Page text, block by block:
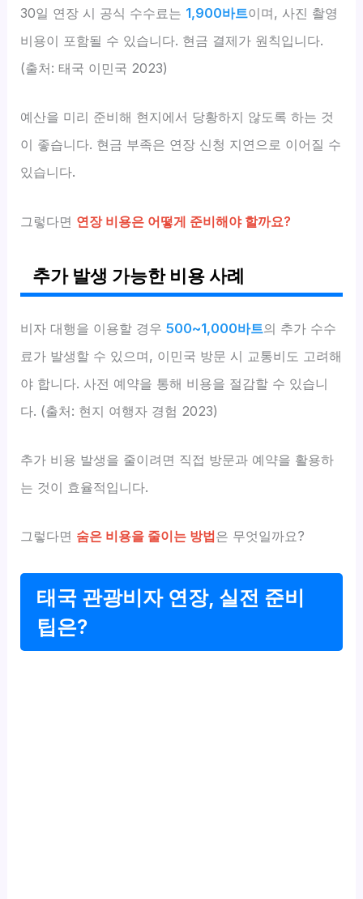
30일 연장 시 공식 수수료는 1,900바트이며, 사진 촬영
비용이 포함될 수 있습니다. 현금 결제가 원칙입니다.
(출처: 태국 이민국 2023)
예산을 미리 준비해 현지에서 당황하지 않도록 하는 것
이 좋습니다. 현금 부족은 연장 신청 지연으로 이어질 수
있습니다.
그렇다면 연장 비용은 어떻게 준비해야 할까요?
추가 발생 가능한 비용 사례
비자 대행을 이용할 경우500~1,000바트의 추가 수수
료가 발생할 수 있으며, 이민국 방문 시 교통비도 고려해
야 합니다. 사전 예약을 통해 비용을 절감할 수 있습니
다. (출처: 현지 여행자 경험 2023)
추가 비용 발생을 줄이려면 직접 방문과 예약을 활용하
는 것이 효율적입니다.
그렇다면 숨은 비용을 줄이는 방법은 무엇일까요?
태국 관광비자 연장, 실전 준비
팁은?